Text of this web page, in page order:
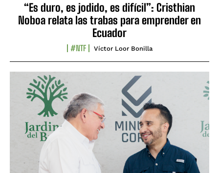
“Es duro, es jodido, es difícil”: Cristhian
Noboa relata las trabas para emprender en
Ecuador
#NTF Víctor Loor Bonilla